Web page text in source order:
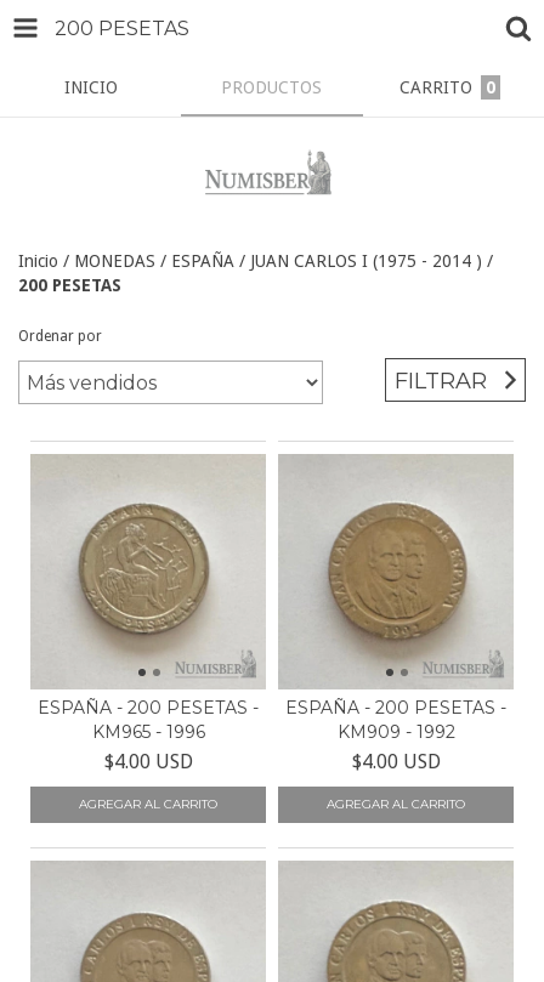
200 PESETAS
INICIO PRODUCTOS CARRITO 0
Inicio / MONEDAS / ESPAÑA / JUAN CARLOS I (1975 - 2014 ) /
200 PESETAS
Ordenar por
FILTRAR
ESPAÑA - 200 PESETAS -
KM965 - 1996
$4.00 USD
ESPAÑA - 200 PESETAS -
KM909 - 1992
$4.00 USD